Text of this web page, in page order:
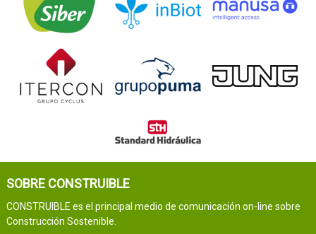
SOBRE CONSTRUIBLE
CONSTRUIBLE es el principal medio de comunicación on-line sobre
Construcción Sostenible.